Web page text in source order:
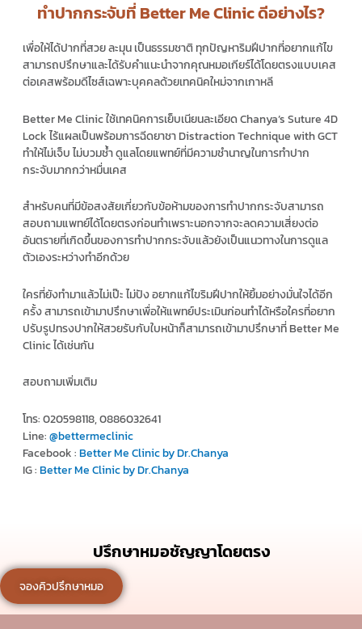
ทำปากกระจับที่ Better Me Clinic ดีอย่างไร?
เพื่อให้ได้ปากที่สวย ละมุน เป็นธรรมชาติ ทุกปัญหาริมฝีปากที่อยากแก้ไข
สามารถปรึกษาและได้รับคำแนะนำจากคุณหมอเกียร์ได้โดยตรงแบบเคส
ต่อเคสพร้อมดีไซส์เฉพาะบุคคลด้วยเทคนิคใหม่จากเกาหลี
Better Me Clinic ใช้เทคนิคการเย็บเนียนละเอียด Chanya’s Suture 4D
Lock ไร้แผลเป็นพร้อมการฉีดยาชา Distraction Technique with GCT
ทำให้ไม่เจ็บ ไม่บวมช้ำ ดูแลโดยแพทย์ที่มีความชำนาญในการทำปาก
กระจับมากกว่าหมื่นเคส
สำหรับคนที่มีข้อสงสัยเกี่ยวกับข้อห้ามของการทำปากกระจับสามารถ
สอบถามแพทย์ได้โดยตรงก่อนทำเพราะนอกจากจะลดความเสี่ยงต่อ
อันตรายที่เกิดขึ้นของการทำปากกระจับแล้วยังเป็นแนวทางในการดูแล
ตัวเองระหว่างทำอีกด้วย
ใครที่ยังทำมาแล้วไม่เป๊ะ ไม่ปัง อยากแก้ไขริมฝีปากให้ยิ้มอย่างมั่นใจได้อีก
ครั้ง สามารถเข้ามาปรึกษาเพื่อให้แพทย์ประเมินก่อนทำได้หรือใครที่อยาก
ปรับรูปทรงปากให้สวยรับกับใบหน้าก็สามารถเข้ามาปรึกษาที่ Better Me
Clinic ได้เช่นกัน
สอบถามเพิ่มเติม
โทร: 020598118, 0886032641
Line:@bettermeclinic
Facebook :Better Me Clinic by Dr.Chanya
IG :Better Me Clinic by Dr.Chanya
ปรึกษาหมอชัญญาโดยตรง
จองคิวปรึกษาหมอ